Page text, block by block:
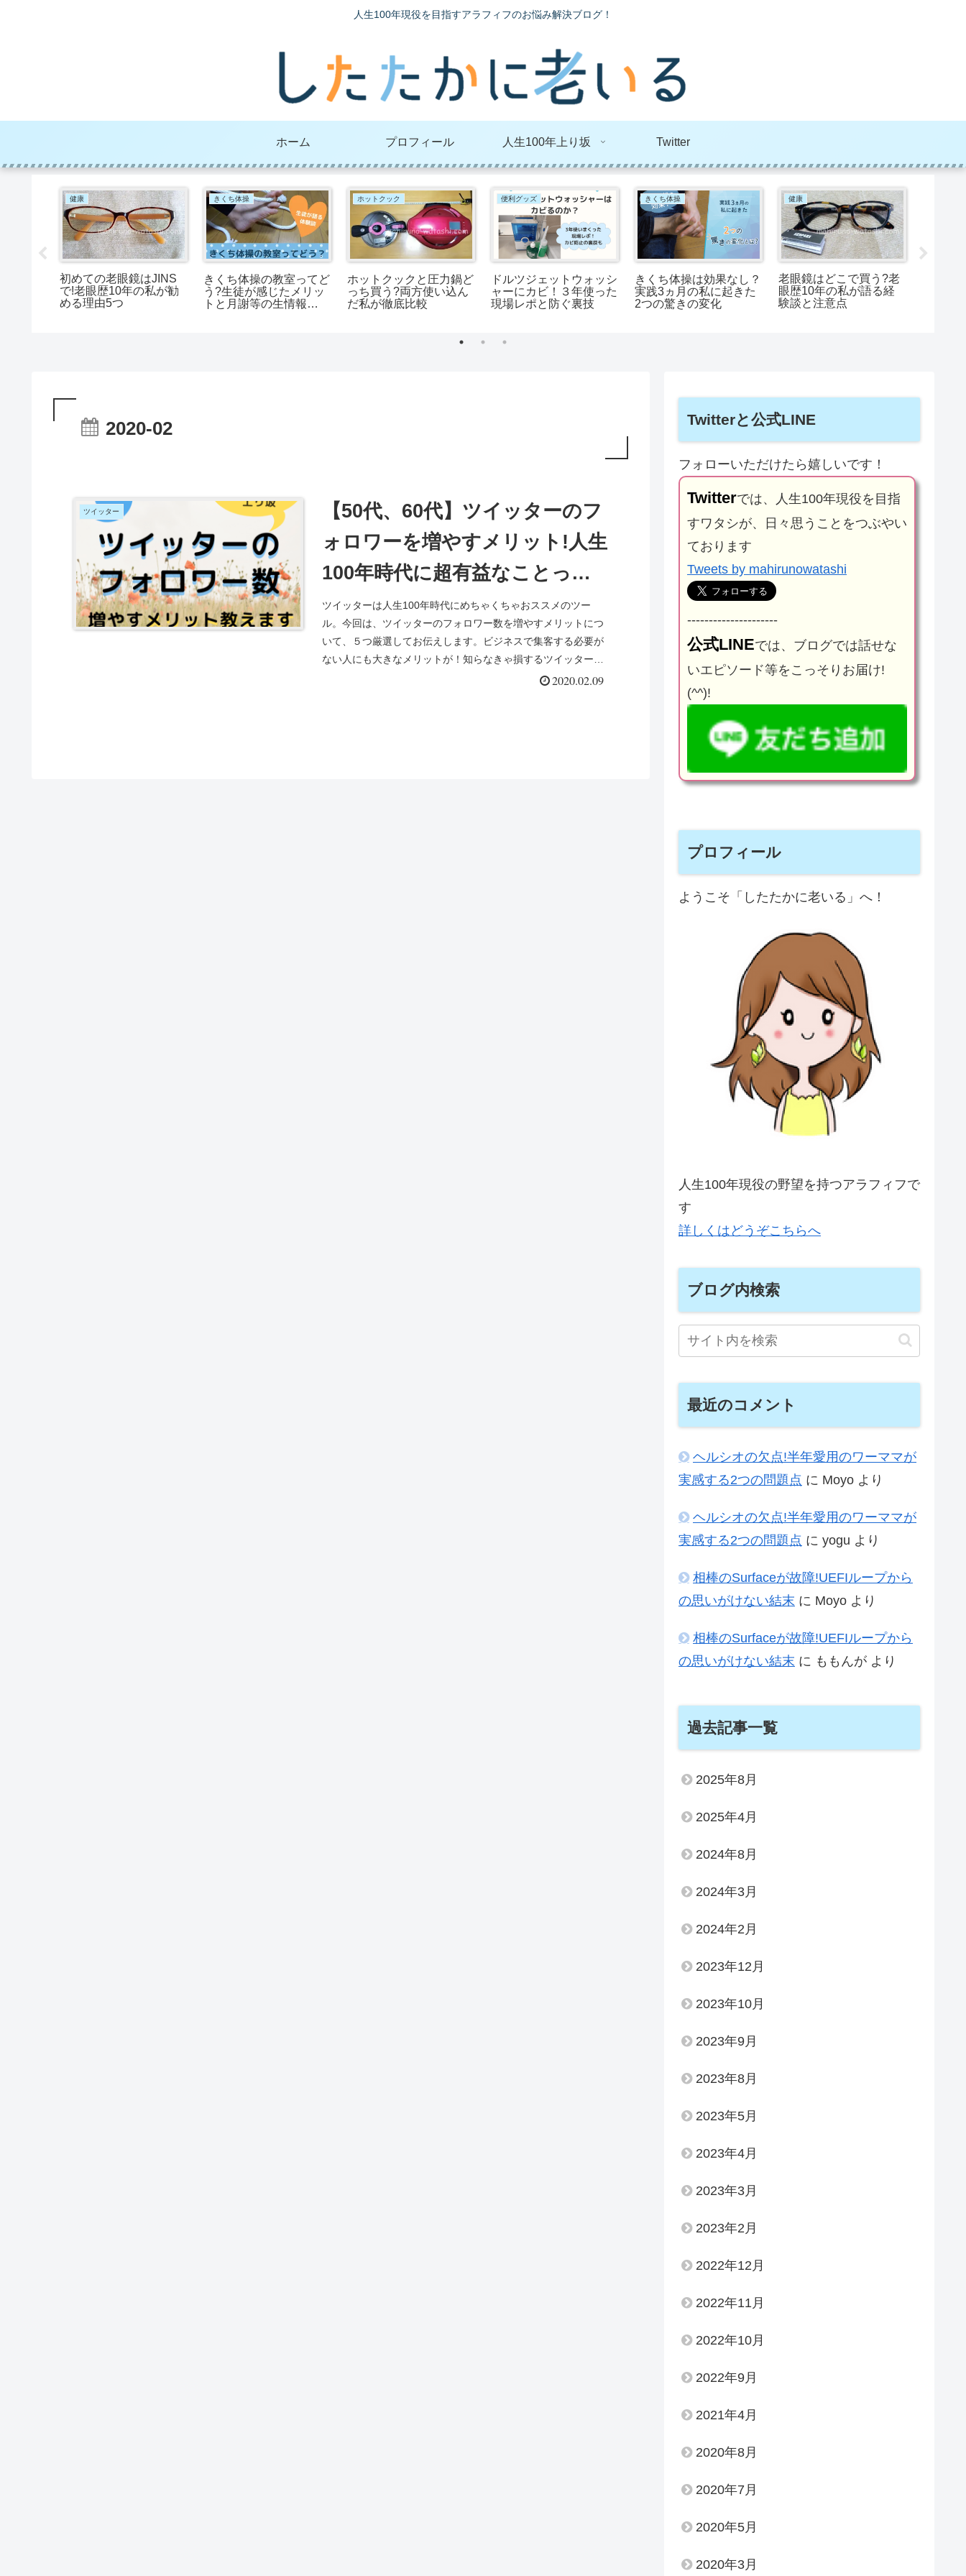
人生100年現役を目指すアラフィフのお悩み解決ブログ！
ホーム プロフィール 人生100年上り坂 Twitter
健康
初めての老眼鏡はJINS
で!老眼歴10年の私が勧
める理由5つ
きくち体操
きくち体操の教室ってど
う?生徒が感じたメリッ
トと月謝等の生情報
ホットクック
ホットクックと圧力鍋ど
っち買う?両方使い込ん
だ私が徹底比較
便利グッズ
ドルツジェットウォッシ
ャーにカビ！３年使った
現場レポと防ぐ裏技
きくち体操
きくち体操は効果なし？
実践3ヵ月の私に起きた
2つの驚きの変化
健康
老眼鏡はどこで買う?老
眼歴10年の私が語る経
験談と注意点
2020-02
ツイッター
【50代、60代】ツイッターのフ
ォロワーを増やすメリット!人生
100年時代に超有益なことって
何?
ツイッターは人生100年時代にめちゃくちゃおススメのツー
ル。今回は、ツイッターのフォロワー数を増やすメリットにつ
いて、５つ厳選してお伝えします。ビジネスで集客する必要が
ない人にも大きなメリットが！知らなきゃ損するツイッターの
2020.02.09
Twitterと公式LINE
フォローいただけたら嬉しいです！
Twitterでは、人生100年現役を目指
すワタシが、日々思うことをつぶやい
ております
Tweets by mahirunowatashi
---------------------
公式LINEでは、ブログでは話せな
いエピソード等をこっそりお届け!
(^^)!
プロフィール
ようこそ「したたかに老いる」へ！
人生100年現役の野望を持つアラフィフで
す
詳しくはどうぞこちらへ
ブログ内検索
最近のコメント
ヘルシオの欠点!半年愛用のワーママが
実感する2つの問題点 に Moyo より
ヘルシオの欠点!半年愛用のワーママが
実感する2つの問題点 に yogu より
相棒のSurfaceが故障!UEFIループから
の思いがけない結末 に Moyo より
相棒のSurfaceが故障!UEFIループから
の思いがけない結末 に ももんが より
過去記事一覧
2025年8月
2025年4月
2024年8月
2024年3月
2024年2月
2023年12月
2023年10月
2023年9月
2023年8月
2023年5月
2023年4月
2023年3月
2023年2月
2022年12月
2022年11月
2022年10月
2022年9月
2021年4月
2020年8月
2020年7月
2020年5月
2020年3月